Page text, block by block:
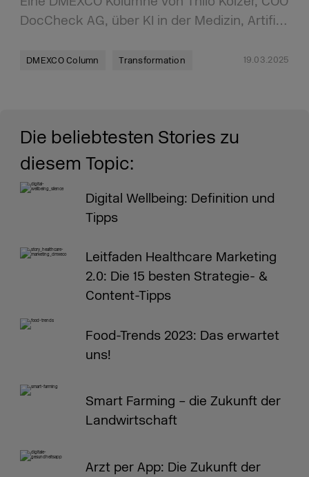
DocCheck AG, über KI in der Medizin, Artifi…
DMEXCO Column Transformation 19.03.2025
Die beliebtesten Stories zu
diesem Topic:
Digital Wellbeing: Definition und
Tipps
Leitfaden Healthcare Marketing
2.0: Die 15 besten Strategie- &
Content-Tipps
Food-Trends 2023: Das erwartet
uns!
Smart Farming – die Zukunft der
Landwirtschaft
Arzt per App: Die Zukunft der